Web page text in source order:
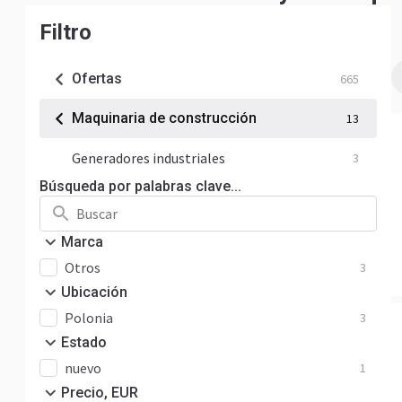
Filtro
Ofertas 665
Maquinaria de construcción 13
Generadores industriales 3
Búsqueda por palabras clave...
Marca
Otros 3
Ubicación
Polonia 3
Estado
nuevo 1
Precio, EUR